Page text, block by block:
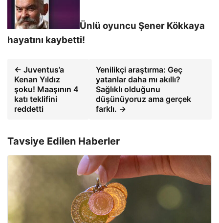
Ünlü oyuncu Şener Kökkaya
hayatını kaybetti!
← Juventus’a
Kenan Yıldız
şoku! Maaşının 4
katı teklifini
reddetti
Yenilikçi araştırma: Geç
yatanlar daha mı akıllı?
Sağlıklı olduğunu
düşünüyoruz ama gerçek
farklı. →
Tavsiye Edilen Haberler